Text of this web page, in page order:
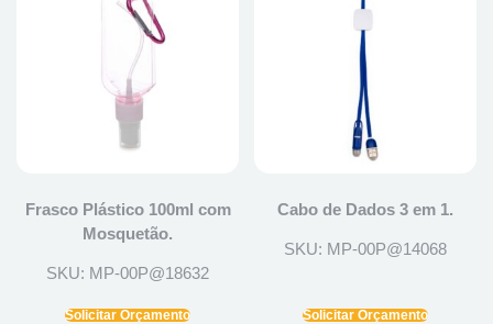
Frasco Plástico 100ml com
Mosquetão.
SKU: MP-00P@18632
Solicitar Orçamento
Cabo de Dados 3 em 1.
SKU: MP-00P@14068
Solicitar Orçamento